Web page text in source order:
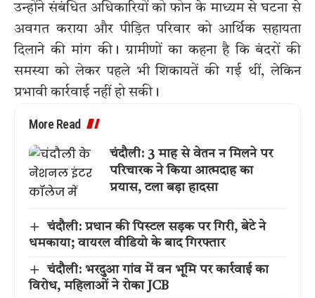
उन्होंने संबंधित अधिकारियों को फोन के माध्यम से घटना से
अवगत कराया और पीड़ित परिवार को आर्थिक सहायता
दिलाने की मांग की। ग्रामीणों का कहना है कि बंदरों की
समस्या को लेकर पहले भी शिकायतें की गई थीं, लेकिन
प्रभावी कार्रवाई नहीं हो सकी।
More Read
चंदौली: 3 माह से वेतन न मिलने पर
परिचारक ने किया आत्मदाह का
प्रयास, टला बड़ा हादसा
चंदौली: प्रधान की पिस्टल सड़क पर गिरी, बेटे ने
धमकाया; वायरल वीडियो के बाद गिरफ्तार
चंदौली: भरदुआ गांव में वन भूमि पर कार्रवाई का
विरोध, महिलाओं ने रोका JCB